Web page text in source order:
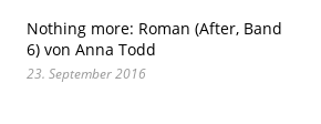
Nothing more: Roman (After, Band
6) von Anna Todd
23. September 2016